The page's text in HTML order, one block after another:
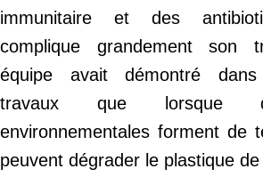
immunitaire et des
complique grandement son
équipe avait démontré
travaux que lorsque
environnementales forment de
peuvent dégrader le plastique